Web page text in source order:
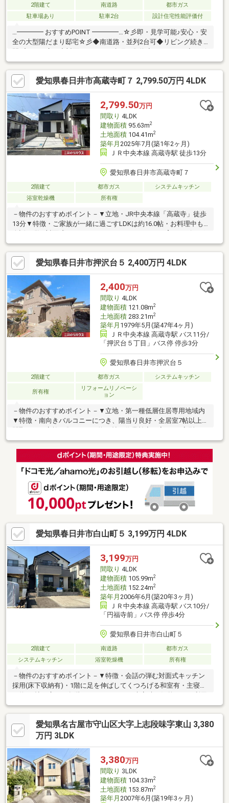
2階建て 南道路
都市ガス
駐車場あり
駐車2台 設計住宅性能評価付
…━━━━ おすすめPOINT ━━━━…☆彡即・見学可能♪安心・安
全の大型陽だまり邸宅☆彡◆南道路・並列2台可◆リビング続き
ングスルー階段◆主寝室WIC◆南向きバルコニー◆長期優良住宅
～周辺環境～・JR中央本線「高蔵寺」駅 徒歩13分・高座小学校
徒歩18分・高蔵寺中学校 徒歩19分・高蔵寺幼稚園 徒歩7分・ファ
ミリーマート 徒歩11分・Aコープ高蔵寺 徒歩10分・前原公園 徒
歩1分…━━━━━━━━━━━━━━━━…
愛知県春日井市高蔵寺町７ 2,799.50万円 4LDK
2,799.50万円
間取り 4LDK
建物面積95.63m2
土地面積104.41m2
築年月 2025年7月(築1年2ヶ月)
ＪＲ中央本線 高蔵寺駅 徒歩13分
愛知県春日井市高蔵寺町７
2階建て 都市ガス
システムキッチン
浴室乾燥機
所有権
－物件のおすすめポイント－▼立地・JR中央本線「高蔵寺」徒歩
13分▼特徴・ご家族が一緒に過ごすLDKは約16.0帖・お料理中も
会話が弾む対面式キッチン・コミュニケーションを育むリビング
スルー階段・水回りを集約、家事・生活動線に配慮・LD隣接の洋
室はキッズスペースとしても活用可能・主寝室は約7.5帖、WIC
付・2部屋から出入り可能なバルコニー・駐車場2台分有(車種によ
る)▼設備・浴室乾燥機・トイレ2か所▼周辺環境・前原公園 徒歩
1分(約60m)■ ご希望の住まい探しをお手伝いします
━━━━━・・・物件の詳細・ご相談はお気軽にお問い合わせく
ださい。
愛知県春日井市押沢台５ 2,400万円 4LDK
2,400万円
間取り 4LDK
建物面積121.08m2
土地面積283.21m2
築年月 1979年5月(築47年4ヶ月)
ＪＲ中央本線 高蔵寺駅 バス11分/
「押沢台５丁目」バス停 停歩3分
愛知県春日井市押沢台５
2階建て 都市ガス システムキッチン
所有権
リフォームリノベーシ
ョン
－物件のおすすめポイント－▼立地・第一種低層住居専用地域内
▼特徴・南向きバルコニーにつき、陽当り良好・全居室7帖以上の
チン(床下収納有)・各階トイレ設置で使い勝手良好▼設備・TVモ
ニタ付インターホン▼2025年11月室内リフォーム済【水回り】キ
ッチン、浴室、トイレ、洗面所、給湯器【内装】床▼周辺環境・
押沢公園 徒歩6分(約450m)・春日井市立押沢台小学校 徒歩7分(約
物件の詳細・ご相談はお気軽にお問い合わせください。
愛知県春日井市白山町５ 3,199万円 4LDK
3,199万円
間取り 4LDK
建物面積105.99m2
土地面積152.24m2
築年月 2006年6月(築20年3ヶ月)
ＪＲ中央本線 高蔵寺駅 バス10分/
「円福寺前」バス停 停歩4分
愛知県春日井市白山町５
2階建て 南道路
都市ガス
システムキッチン
浴室乾燥機 所有権
－物件のおすすめポイント－▼特徴・会話の弾む対面式キッチン
採用(床下収納有)・1階に足を伸ばしてくつろげる和室有・主寝室
は約7.0帖の広さ・各階にトイレがあり、来客時も気兼ねなく利用
可能・駐車3台可能(車種による)▼設備・食洗機・浴室乾燥機
▼2026年5月内外装リフォーム内容【交換】キッチン、浴室、ト
イレ、洗面台、コンロ、給湯器【張替】クロス、障子、襖、網
戸、CF 等【外装】外壁・屋根塗装【その他】フロアタイル貼り、
します ━━━━━・・・物件の詳細・ご相談はお気軽にお問い合
わせください。
愛知県名古屋市守山区大字上志段味字東山 3,380
万円 3LDK
3,380万円
間取り 3LDK
建物面積104.33m2
土地面積153.87m2
築年月 2007年6月(築19年3ヶ月)